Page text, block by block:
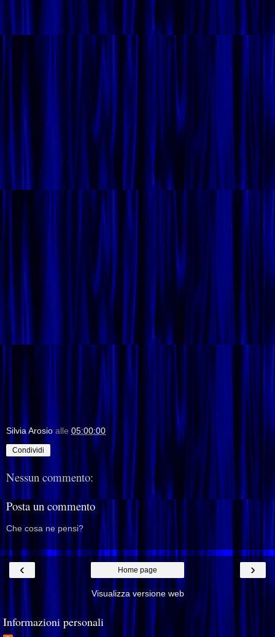
Silvia Arosio alle 05:00:00
Condividi
Nessun commento:
Posta un commento
Che cosa ne pensi?
‹ ›
Home page
Visualizza versione web
Informazioni personali